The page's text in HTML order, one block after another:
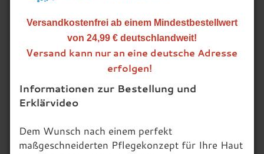
Versandkostenfrei ab einem Mindestbestellwert
von 24,99 € deutschlandweit!
Versand kann nur an eine deutsche Adresse
erfolgen!
Informationen zur Bestellung und
Erklärvideo
Dem Wunsch nach einem perfekt
maßgeschneiderten Pflegekonzept für Ihre Haut
CM-Glucan-Komplex, 20 ml
800 335)